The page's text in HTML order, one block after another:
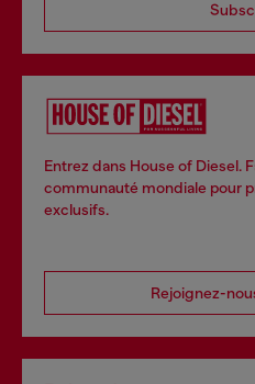
Entrez dans House of Diesel.
communauté mondiale pour
exclusifs.
Rejoignez-